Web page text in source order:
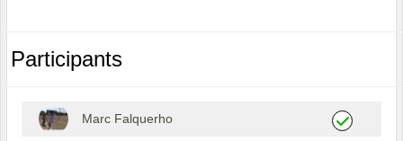
Participants
Marc Falquerho